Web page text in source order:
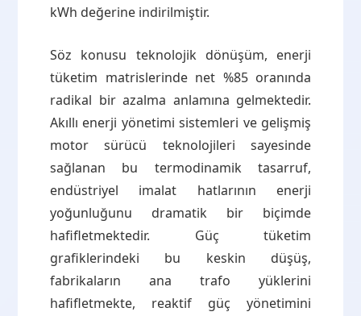
kWh değerine indirilmiştir.
Söz konusu teknolojik dönüşüm, enerji
tüketim matrislerinde net %85 oranında
radikal bir azalma anlamına gelmektedir.
Akıllı enerji yönetimi sistemleri ve gelişmiş
motor sürücü teknolojileri sayesinde
sağlanan bu termodinamik tasarruf,
endüstriyel imalat hatlarının enerji
yoğunluğunu dramatik bir biçimde
hafifletmektedir. Güç tüketim
grafiklerindeki bu keskin düşüş,
fabrikaların ana trafo yüklerini
hafifletmekte, reaktif güç yönetimini